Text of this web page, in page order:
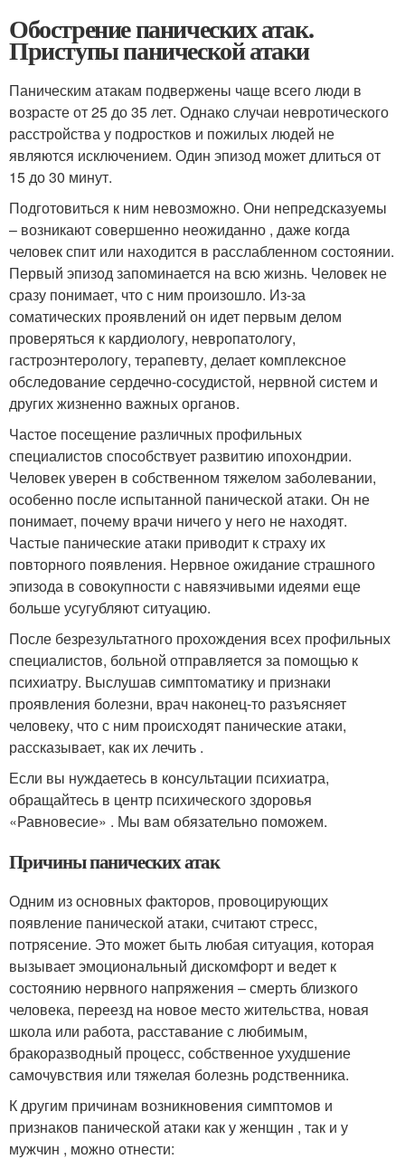
Обострение панических атак.
Приступы панической атаки
Паническим атакам подвержены чаще всего люди в
возрасте от 25 до 35 лет. Однако случаи невротического
расстройства у подростков и пожилых людей не
являются исключением. Один эпизод может длиться от
15 до 30 минут.
Подготовиться к ним невозможно. Они непредсказуемы
– возникают совершенно неожиданно , даже когда
человек спит или находится в расслабленном состоянии.
Первый эпизод запоминается на всю жизнь. Человек не
сразу понимает, что с ним произошло. Из-за
соматических проявлений он идет первым делом
проверяться к кардиологу, невропатологу,
гастроэнтерологу, терапевту, делает комплексное
обследование сердечно-сосудистой, нервной систем и
других жизненно важных органов.
Частое посещение различных профильных
специалистов способствует развитию ипохондрии.
Человек уверен в собственном тяжелом заболевании,
особенно после испытанной панической атаки. Он не
понимает, почему врачи ничего у него не находят.
Частые панические атаки приводит к страху их
повторного появления. Нервное ожидание страшного
эпизода в совокупности с навязчивыми идеями еще
больше усугубляют ситуацию.
После безрезультатного прохождения всех профильных
специалистов, больной отправляется за помощью к
психиатру. Выслушав симптоматику и признаки
проявления болезни, врач наконец-то разъясняет
человеку, что с ним происходят панические атаки,
рассказывает, как их лечить .
Если вы нуждаетесь в консультации психиатра,
обращайтесь в центр психического здоровья
«Равновесие» . Мы вам обязательно поможем.
Причины панических атак
Одним из основных факторов, провоцирующих
появление панической атаки, считают стресс,
потрясение. Это может быть любая ситуация, которая
вызывает эмоциональный дискомфорт и ведет к
состоянию нервного напряжения – смерть близкого
человека, переезд на новое место жительства, новая
школа или работа, расставание с любимым,
бракоразводный процесс, собственное ухудшение
самочувствия или тяжелая болезнь родственника.
К другим причинам возникновения симптомов и
признаков панической атаки как у женщин , так и у
мужчин , можно отнести: